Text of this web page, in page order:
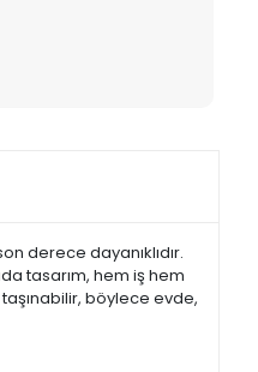
derece dayanıklıdır.
tasarım, hem iş hem
böylece evde,